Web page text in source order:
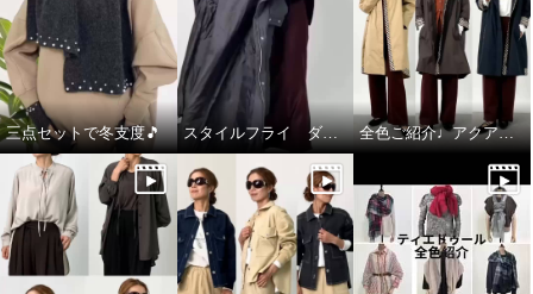
三点セットで冬支度🎵 スタイルフライ ダウンコート 全色ご紹介♩アクアスキュータム